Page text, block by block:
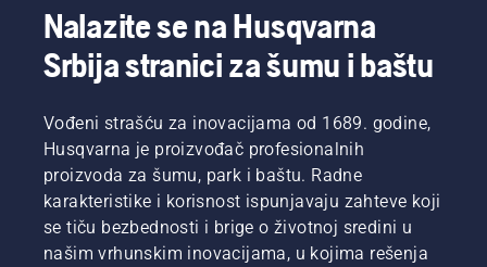
Nalazite se na Husqvarna
Srbija stranici za šumu i baštu
Vođeni strašću za inovacijama od 1689. godine,
Husqvarna je proizvođač profesionalnih
proizvoda za šumu, park i baštu. Radne
karakteristike i korisnost ispunjavaju zahteve koji
se tiču bezbednosti i brige o životnoj sredini u
našim vrhunskim inovacijama, u kojima rešenja